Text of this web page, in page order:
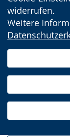
widerrufen.
Weitere